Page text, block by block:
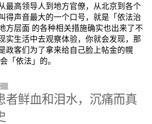
最高领导人到地方官僚，从北京到各个
得声音最大的一个口号，就是「依法治
方层面 的各种相关措施确实也出来了不
实生活中去观察体验，你就会发现，那
政客们为了拿来给自己脸上帖金的幌
「依法」的。
者鲜血和泪水，沉痛而真